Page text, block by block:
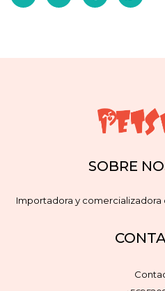
SOBRE
Importadora y